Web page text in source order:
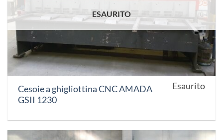
ESAURITO
Cesoie a ghigliottina CNC AMADA
GSII 1230
Esaurito